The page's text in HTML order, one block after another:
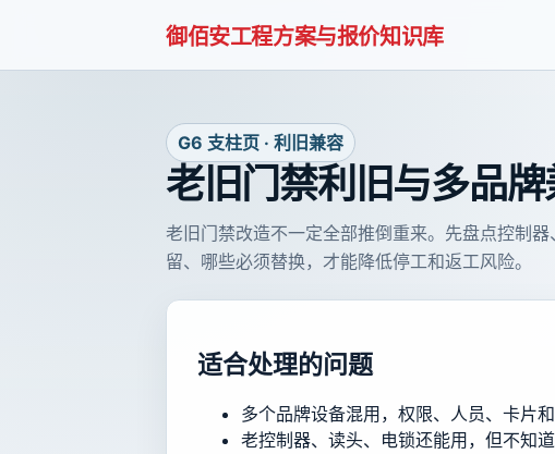
御佰安工程方案与报价知识库
G6 支柱页 · 利旧兼容
老旧门禁利旧与多品
老旧门禁改造不一定全部推倒重来。先盘点控制
留、哪些必须替换，才能降低停工和返工风险。
适合处理的问题
多个品牌设备混用，权限、人员、卡片
老控制器、读头、电锁还能用，但不知